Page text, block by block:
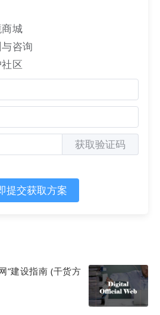
还提供数据表单功能，能够
户需求。表单是在简短的时
城
咨询
区
获取验证码
提交获取方案
”建设指南 (干货方